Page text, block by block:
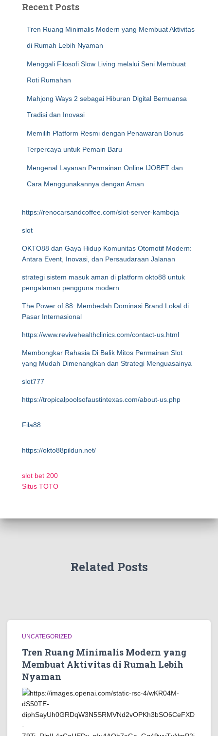
Recent Posts
Tren Ruang Minimalis Modern yang Membuat Aktivitas
di Rumah Lebih Nyaman
Menggali Filosofi Slow Living melalui Seni Membuat
Roti Rumahan
Mahjong Ways 2 sebagai Hiburan Digital Bernuansa
Tradisi dan Inovasi
Memilih Platform Resmi dengan Penawaran Bonus
Terpercaya untuk Pemain Baru
Mengenal Layanan Permainan Online IJOBET dan
Cara Menggunakannya dengan Aman
https://renocarsandcoffee.com/slot-server-kamboja
slot
OKTO88 dan Gaya Hidup Komunitas Otomotif Modern:
Antara Event, Inovasi, dan Persaudaraan Jalanan
strategi sistem masuk aman di platform okto88 untuk
pengalaman pengguna modern
The Power of 88: Membedah Dominasi Brand Lokal di
Pasar Internasional
https://www.revivehealthclinics.com/contact-us.html
Membongkar Rahasia Di Balik Mitos Permainan Slot
yang Mudah Dimenangkan dan Strategi Menguasainya
slot777
https://tropicalpoolsofaustintexas.com/about-us.php
Fila88
https://okto88pildun.net/
slot bet 200
Situs TOTO
Related Posts
UNCATEGORIZED
Tren Ruang Minimalis Modern yang
Membuat Aktivitas di Rumah Lebih
Nyaman